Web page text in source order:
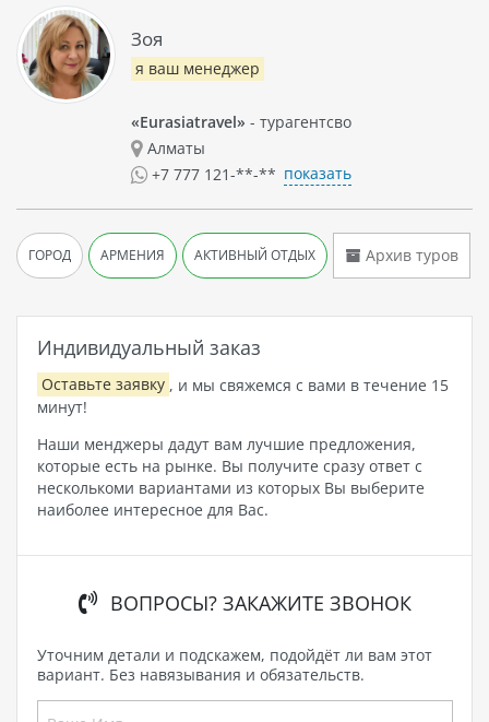
Индивидуальный заказ
Оставьте заявку , и мы свяжемся с вами в течение 15
минут!
Наши менджеры дадут вам лучшие предложения,
которые есть на рынке. Вы получите сразу ответ с
несколькоми вариантами из которых Вы выберите
наиболее интересное для Вас.
ВОПРОСЫ? ЗАКАЖИТЕ ЗВОНОК
Уточним детали и подскажем, подойдёт ли вам этот
вариант. Без навязывания и обязательств.
Зоя
я ваш менеджер
«Eurasiatravel» - турагентсво
Алматы
+7 777 121-**-** показать
ГОРОД АРМЕНИЯ АКТИВНЫЙ ОТДЫХ Архив туров